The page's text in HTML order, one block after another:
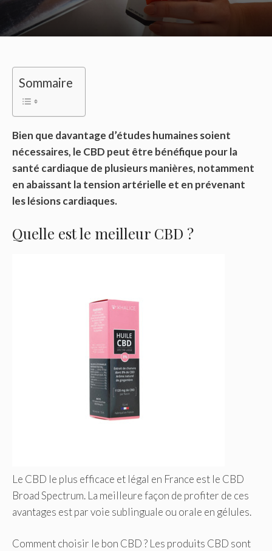
Sommaire
Bien que davantage d’études humaines soient
nécessaires, le CBD peut être bénéfique pour la
santé cardiaque de plusieurs manières, notamment
en abaissant la tension artérielle et en prévenant
les lésions cardiaques.
Quelle est le meilleur CBD ?
Le CBD le plus efficace et légal en France est le CBD
Broad Spectrum. La meilleure façon de profiter de ces
avantages est par voie sublinguale ou orale en gélules.
Comment choisir le bon CBD ? Les produits CBD sont